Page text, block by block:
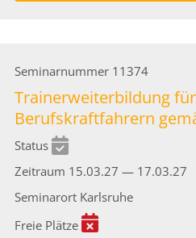
Seminarnummer 11374
Trainerweiterbildung
Berufskraftfahrern
Status
Zeitraum 15.03.27 — 17.03.27
Seminarort Karlsruhe
Freie Plätze